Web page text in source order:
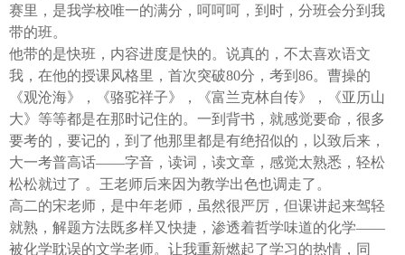
东方热线APP新版本功能具体可参见【新版东方热线APP
全新上线！这些新功能你了解吗？
】指南，点击链接打开，
即可查看https://bbs.cnool.net/10733168.html
• 友情提醒
恶意灌水/答非所问，视为无效
未在规定时间内回复，视为无效
赛里，是我学校唯一的满分，呵呵呵，到时，分班会分到我
带的班。
他带的是快班，内容进度是快的。说真的，不太喜欢语文
我，在他的授课风格里，首次突破80分，考到86。曹操的
《观沧海》，《骆驼祥子》，《富兰克林自传》，《亚历山
大》等等都是在那时记住的。一到背书，就感觉要命，很多
要考的，要记的，到了他那里都是有绝招似的，以致后来，
大一考普高话——字音，读词，读文章，感觉太熟悉，轻松
松松就过了 。王老师后来因为教学出色也调走了。
高二的宋老师，是中年老师，虽然很严厉，但课讲起来驾轻
就熟，解题方法既多样又快捷，渗透着哲学味道的化学——
被化学耽误的文学老师。让我重新燃起了学习的热情，同